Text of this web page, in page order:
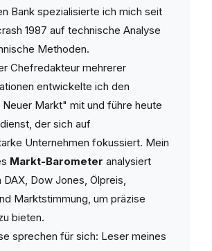
Bank spezialisierte ich mich seit
1987 auf technische Analyse
Methoden.
Chefredakteur mehrerer
entwickelte ich den
Markt" mit und führe heute
der sich auf
Unternehmen fokussiert. Mein
Markt-Barometer analysiert
Dow Jones, Ölpreis,
Marktstimmung, um präzise
bieten.
sprechen für sich: Leser meines